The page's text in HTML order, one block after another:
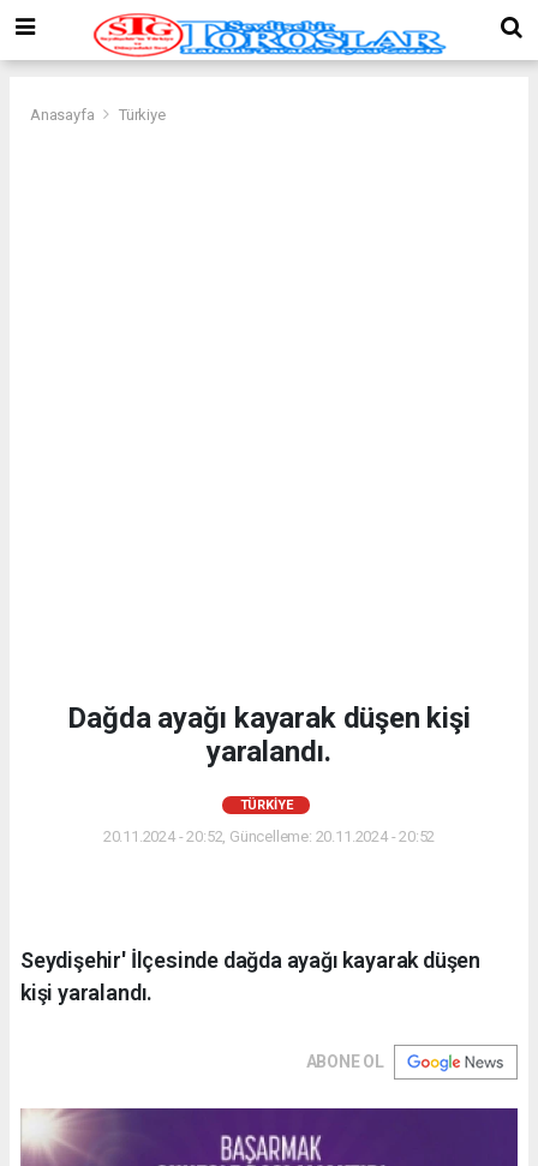
Anasayfa Türkiye
Dağda ayağı kayarak düşen kişi
yaralandı.
TÜRKIYE
20.11.2024 - 20:52, Güncelleme: 20.11.2024 - 20:52
Seydişehir' İlçesinde dağda ayağı kayarak düşen
kişi yaralandı.
ABONE OL